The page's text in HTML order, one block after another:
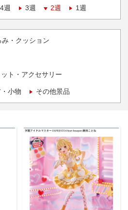
4週 3週 2週 1週
み・クッション
ト・アクセサリー
小物 その他景品